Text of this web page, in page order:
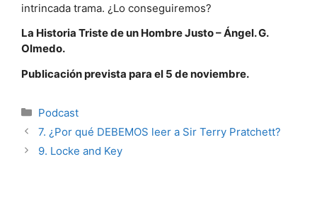
intrincada trama. ¿Lo conseguiremos?
La Historia Triste de un Hombre Justo – Ángel. G.
Olmedo.
Publicación prevista para el 5 de noviembre.
Categorías
Podcast
7. ¿Por qué DEBEMOS leer a Sir Terry Pratchett?
9. Locke and Key